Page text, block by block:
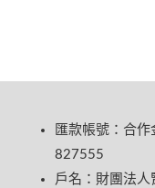
匯款帳號：合
827555
戶名：財團法